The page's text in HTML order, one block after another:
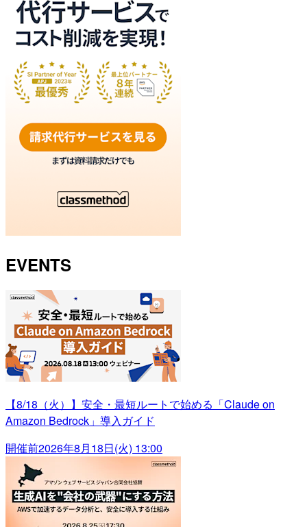
EVENTS
【8/18（火）】安全・最短ルートで始める「Claude on
Amazon Bedrock」導入ガイド
開催前2026年8月18日(火) 13:00